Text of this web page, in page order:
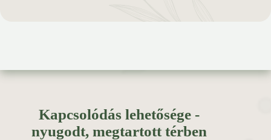
Kapcsolódás lehetősége -
nyugodt, megtartott térben